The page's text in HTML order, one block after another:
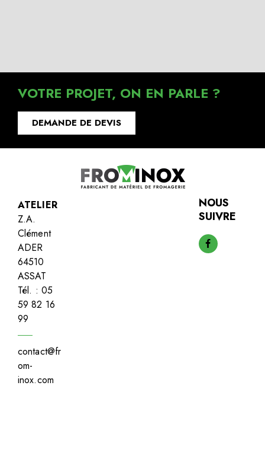
VOTRE PROJET, ON EN PARLE ?
DEMANDE DE DEVIS
ATELIER
Z.A.
Clément
ADER
64510
ASSAT
Tél. : 05
59 82 16
99
contact@fr
om-
inox.com
NOUS
SUIVRE